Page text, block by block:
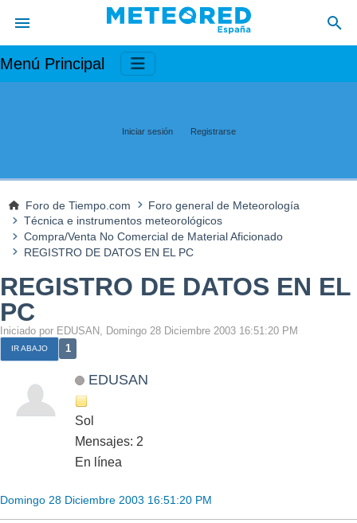
Menú Principal
Iniciar sesión Registrarse
Foro de Tiempo.com
Foro general de Meteorología
Técnica e instrumentos meteorológicos
Compra/Venta No Comercial de Material Aficionado
REGISTRO DE DATOS EN EL PC
REGISTRO DE DATOS EN EL
PC
Iniciado por EDUSAN, Domingo 28 Diciembre 2003 16:51:20 PM
IR ABAJO 1
EDUSAN
Sol
Mensajes: 2
En línea
Domingo 28 Diciembre 2003 16:51:20 PM